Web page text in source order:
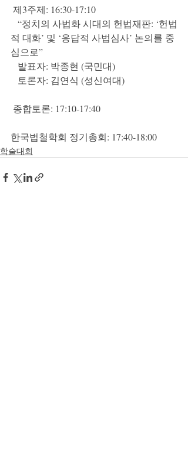
제3주제: 16:30-17:10
적 대화’ 및 ‘응답적 사법심사’ 논의를 중
심으로”
   발표자: 박종현 (국민대)
   토론자: 김연식 (성신여대)
종합토론: 17:10-17:40
한국법철학회 정기총회: 17:40-18:00
학술대회